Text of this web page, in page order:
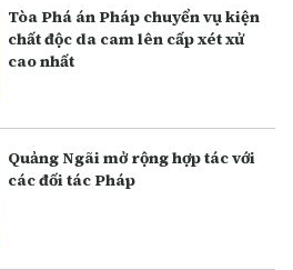
Tòa Phá án Pháp chuyển vụ kiện
chất độc da cam lên cấp xét xử
cao nhất
Quảng Ngãi mở rộng hợp tác với
các đối tác Pháp